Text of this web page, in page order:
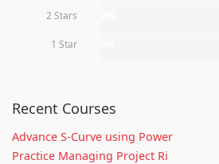
2 Stars
1 Star
Recent Courses
Advance S-Curve using Power
Practice Managing Project Ri